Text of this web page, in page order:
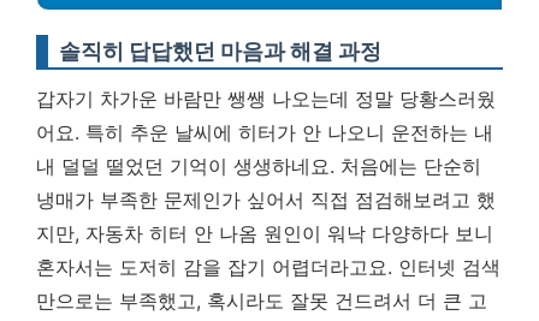
솔직히 답답했던 마음과 해결 과정
갑자기 차가운 바람만 쌩쌩 나오는데 정말 당황스러웠
어요. 특히 추운 날씨에 히터가 안 나오니 운전하는 내
내 덜덜 떨었던 기억이 생생하네요. 처음에는 단순히
냉매가 부족한 문제인가 싶어서 직접 점검해보려고 했
지만, 자동차 히터 안 나옴 원인이 워낙 다양하다 보니
혼자서는 도저히 감을 잡기 어렵더라고요. 인터넷 검색
만으로는 부족했고, 혹시라도 잘못 건드려서 더 큰 고